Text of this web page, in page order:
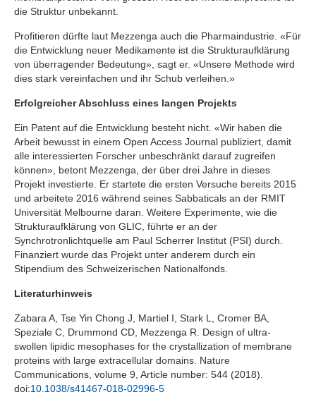
die Struktur unbekannt.
Profitieren dürfte laut Mezzenga auch die Pharmaindustrie. «Für
die Entwicklung neuer Medikamente ist die Strukturaufklärung
von überragender Bedeutung», sagt er. «Unsere Methode wird
dies stark vereinfachen und ihr Schub verleihen.»
Erfolgreicher Abschluss eines langen Projekts
Ein Patent auf die Entwicklung besteht nicht. «Wir haben die
Arbeit bewusst in einem Open Access Journal publiziert, damit
alle interessierten Forscher unbeschränkt darauf zugreifen
können», betont Mezzenga, der über drei Jahre in dieses
Projekt investierte. Er startete die ersten Versuche bereits 2015
und arbeitete 2016 während seines Sabbaticals an der RMIT
Universität Melbourne daran. Weitere Experimente, wie die
Strukturaufklärung von GLIC, führte er an der
Synchrotronlichtquelle am Paul Scherrer Institut (PSI) durch.
Finanziert wurde das Projekt unter anderem durch ein
Stipendium des Schweizerischen Nationalfonds.
Literaturhinweis
Zabara A, Tse Yin Chong J, Martiel I, Stark L, Cromer BA,
Speziale C, Drummond CD, Mezzenga R. Design of ultra-
swollen lipidic mesophases for the crystallization of membrane
proteins with large extracellular domains. Nature
Communications, volume 9, Article number: 544 (2018).
doi:10.1038/s41467-018-02996-5